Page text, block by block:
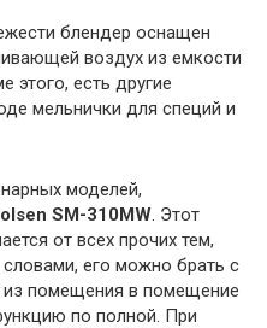
блендер оснащен
воздух из емкости
этого, есть другие
мельнички для специй и
моделей,
SM-310MW. Этот
от всех прочих тем,
его можно брать с
из помещения в помещение
по полной. При